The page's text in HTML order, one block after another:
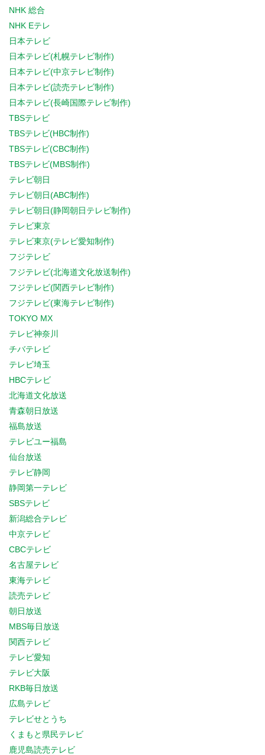
NHK 総合
NHK Eテレ
日本テレビ
日本テレビ(札幌テレビ制作)
日本テレビ(中京テレビ制作)
日本テレビ(読売テレビ制作)
日本テレビ(長崎国際テレビ制作)
TBSテレビ
TBSテレビ(HBC制作)
TBSテレビ(CBC制作)
TBSテレビ(MBS制作)
テレビ朝日
テレビ朝日(ABC制作)
テレビ朝日(静岡朝日テレビ制作)
テレビ東京
テレビ東京(テレビ愛知制作)
フジテレビ
フジテレビ(北海道文化放送制作)
フジテレビ(関西テレビ制作)
フジテレビ(東海テレビ制作)
TOKYO MX
テレビ神奈川
チバテレビ
テレビ埼玉
HBCテレビ
北海道文化放送
青森朝日放送
福島放送
テレビユー福島
仙台放送
テレビ静岡
静岡第一テレビ
SBSテレビ
新潟総合テレビ
中京テレビ
CBCテレビ
名古屋テレビ
東海テレビ
読売テレビ
朝日放送
MBS毎日放送
関西テレビ
テレビ愛知
テレビ大阪
RKB毎日放送
広島テレビ
テレビせとうち
くまもと県民テレビ
鹿児島読売テレビ